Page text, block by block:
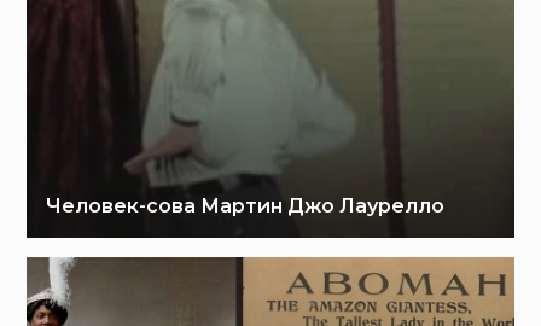
Человек-сова Мартин Джо Лаурелло